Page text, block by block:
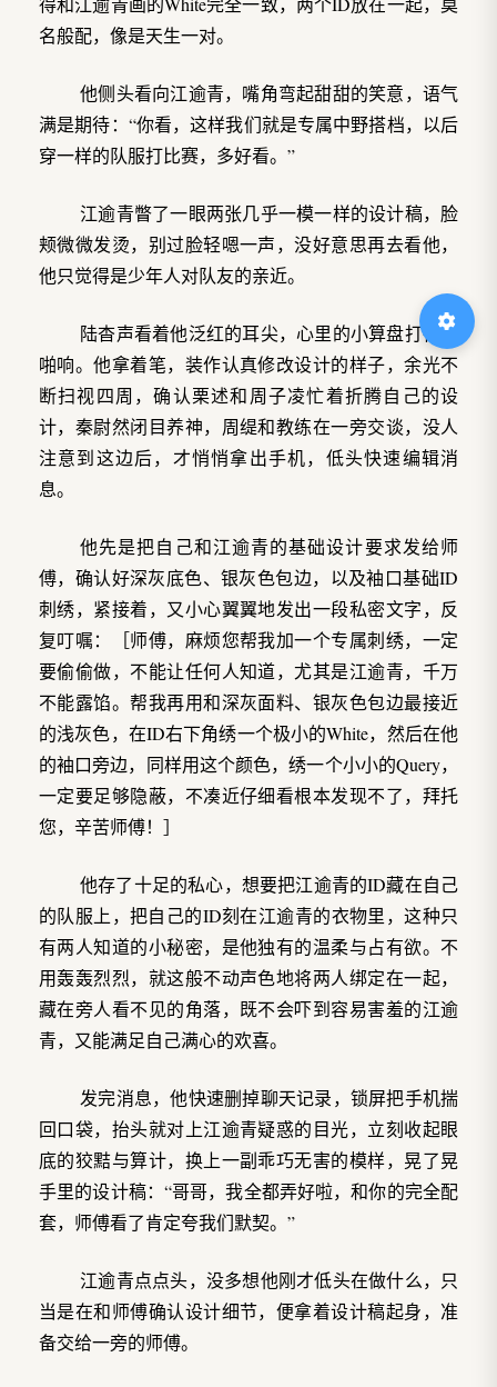
名般配，像是天生一对。
他侧头看向江逾青，嘴角弯起甜甜的笑意，语气
满是期待：“你看，这样我们就是专属中野搭档，以后
穿一样的队服打比赛，多好看。”
江逾青瞥了一眼两张几乎一模一样的设计稿，脸
颊微微发烫，别过脸轻嗯一声，没好意思再去看他，
他只觉得是少年人对队友的亲近。
陆杳声看着他泛红的耳尖，心里的小算盘打得噼
啪响。他拿着笔，装作认真修改设计的样子，余光不
断扫视四周，确认栗述和周子凌忙着折腾自己的设
计，秦尉然闭目养神，周缇和教练在一旁交谈，没人
注意到这边后，才悄悄拿出手机，低头快速编辑消
息。
他先是把自己和江逾青的基础设计要求发给师
傅，确认好深灰底色、银灰色包边，以及袖口基础ID
刺绣，紧接着，又小心翼翼地发出一段私密文字，反
复叮嘱：［师傅，麻烦您帮我加一个专属刺绣，一定
要偷偷做，不能让任何人知道，尤其是江逾青，千万
不能露馅。帮我再用和深灰面料、银灰色包边最接近
的浅灰色，在ID右下角绣一个极小的White，然后在他
的袖口旁边，同样用这个颜色，绣一个小小的Query，
一定要足够隐蔽，不凑近仔细看根本发现不了，拜托
您，辛苦师傅！］
他存了十足的私心，想要把江逾青的ID藏在自己
的队服上，把自己的ID刻在江逾青的衣物里，这种只
有两人知道的小秘密，是他独有的温柔与占有欲。不
用轰轰烈烈，就这般不动声色地将两人绑定在一起，
藏在旁人看不见的角落，既不会吓到容易害羞的江逾
青，又能满足自己满心的欢喜。
发完消息，他快速删掉聊天记录，锁屏把手机揣
回口袋，抬头就对上江逾青疑惑的目光，立刻收起眼
底的狡黠与算计，换上一副乖巧无害的模样，晃了晃
手里的设计稿：“哥哥，我全都弄好啦，和你的完全配
套，师傅看了肯定夸我们默契。”
江逾青点点头，没多想他刚才低头在做什么，只
当是在和师傅确认设计细节，便拿着设计稿起身，准
备交给一旁的师傅。